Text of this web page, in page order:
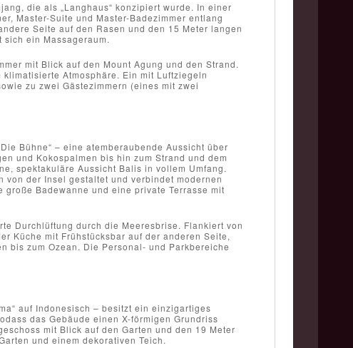
die als „Langhaus“ konzipiert wurde. In einer
Master-Suite und Master-Badezimmer entlang
Seite auf den Rasen und den 15 Meter langen
ein Massageraum.
mit Blick auf den Mount Agung und den Strand.
Atmosphäre. Ein mit Luftziegeln
zu zwei Gästezimmern (eines mit zwei
Bühne“ – eine atemberaubende Aussicht über
und Kokospalmen bis hin zum Strand und dem
spektakuläre Aussicht Balis in vollem Umfang.
der Insel gestaltet und verbindet modernen
Badewanne und eine private Terrasse mit
Durchlüftung durch die Meeresbrise. Flankiert von
Küche mit Frühstücksbar auf der anderen Seite,
bis zum Ozean. Die Personal- und Parkbereiche
auf Indonesisch – besitzt ein einzigartiges
das Gebäude einen X-förmigen Grundriss
mit Blick auf den Garten und den 19 Meter
und einem dekorativen Teich.